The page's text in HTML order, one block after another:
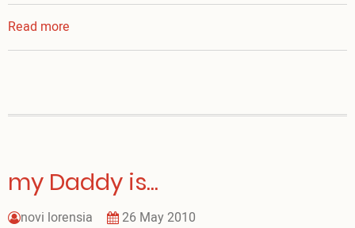
Read more
she
my Daddy is...
novi lorensia
26 May 2010